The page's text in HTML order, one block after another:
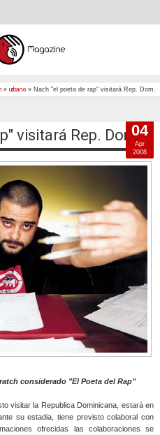
» urbano » Nach "el poeta de rap" visitará Rep. Dom.
visitará Rep. Dom.
considerado "El Poeta del Rap"
visitar la Republica Dominicana, estará en
su estadia, tiene previsto colaboral con
ofrecidas las colaboraciones se
04
Apr
2008